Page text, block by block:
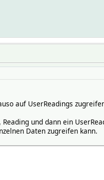
auf UserReadings
und dann ein
Daten zugreifen kann.